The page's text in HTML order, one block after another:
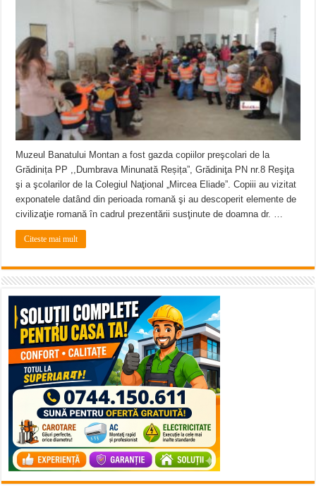
Ștrandul Termal Ring din Oravița – locul unde natura a ascuns un izvor de
Miresme de lavandă, mentă și flori de vară și râsete de copii la Carașova VIDEO
Muzeul Banatului Montan a fost gazda copiilor preşcolari de la
Grădinița PP ,,Dumbrava Minunată Reșița”, Grădiniţa PN nr.8 Reşiţa
şi a şcolarilor de la Colegiul Naţional „Mircea Eliade”. Copiii au vizitat
exponatele datând din perioada romană şi au descoperit elemente de
civilizaţie romană în cadrul prezentării susţinute de doamna dr. …
Citeste mai mult